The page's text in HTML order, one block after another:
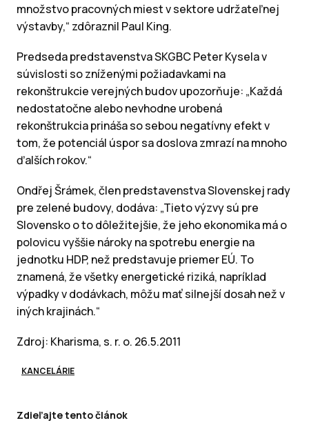
množstvo pracovných miest v sektore udržateľnej
výstavby,“ zdôraznil Paul King.
Predseda predstavenstva SKGBC Peter Kysela v
súvislosti so zníženými požiadavkami na
rekonštrukcie verejných budov upozorňuje: „Každá
nedostatočne alebo nevhodne urobená
rekonštrukcia prináša so sebou negatívny efekt v
tom, že potenciál úspor sa doslova zmrazí na mnoho
ďalších rokov.“
Ondřej Šrámek, člen predstavenstva Slovenskej rady
pre zelené budovy, dodáva: „Tieto výzvy sú pre
Slovensko o to dôležitejšie, že jeho ekonomika má o
polovicu vyššie nároky na spotrebu energie na
jednotku HDP, než predstavuje priemer EÚ. To
znamená, že všetky energetické riziká, napríklad
výpadky v dodávkach, môžu mať silnejší dosah než v
iných krajinách.“
Zdroj: Kharisma, s. r. o. 26.5.2011
KANCELÁRIE
Zdieľajte tento článok